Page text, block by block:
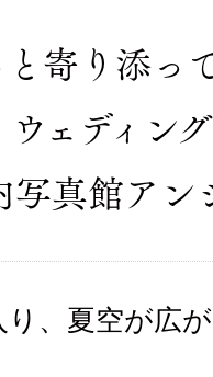
と寄り添
ウェディン
写真館アン
り、夏空が広